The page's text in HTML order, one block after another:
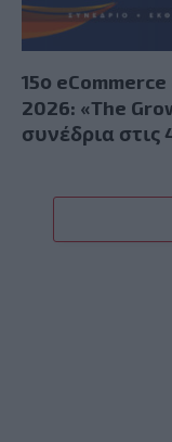
15ο
2026: «The
συνέδρια στις